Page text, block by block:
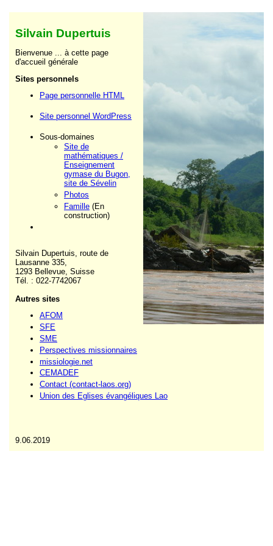
Silvain Dupertuis
Bienvenue ... à cette page
d'accueil générale
Sites personnels
Page personnelle HTML
Site personnel WordPress
Sous-domaines
Site de
mathématiques /
Enseignement
gymase du Bugon,
site de Sévelin
Photos
Famille (En
construction)
Silvain Dupertuis, route de
Lausanne 335,
1293 Bellevue, Suisse
Tél. : 022-7742067
Autres sites
AFOM
SFE
SME
Perspectives missionnaires
missiologie.net
CEMADEF
Contact (contact-laos.org)
Union des Eglises évangéliques Lao
9.06.2019